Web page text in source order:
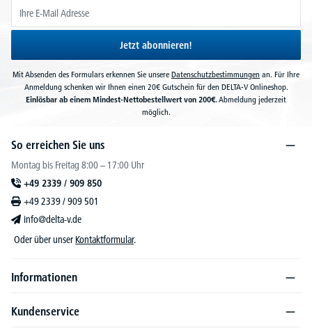
Jetzt abonnieren!
Mit Absenden des Formulars erkennen Sie unsere Datenschutzbestimmungen an. Für Ihre
Anmeldung schenken wir Ihnen einen 20€ Gutschein für den DELTA-V Onlineshop.
Einlösbar ab einem Mindest-Nettobestellwert von 200€.Abmeldung jederzeit
möglich.
So erreichen Sie uns
Montag bis Freitag 8:00 – 17:00 Uhr
+49 2339 / 909 850
+49 2339 / 909 501
info@delta-v.de
Oder über unser Kontaktformular.
Informationen
Kundenservice